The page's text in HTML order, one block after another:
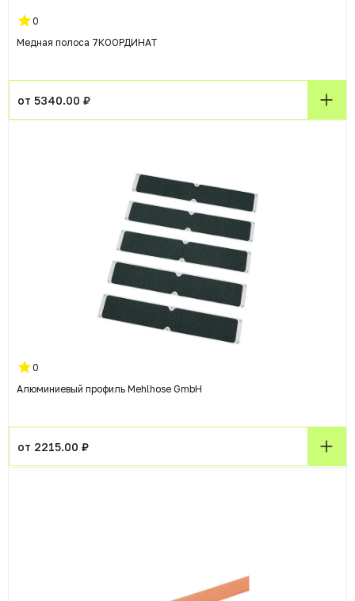
0
Медная полоса 7КООРДИНАТ
от 5340.00 ₽
0
Алюминиевый профиль Mehlhose GmbH
от 2215.00 ₽